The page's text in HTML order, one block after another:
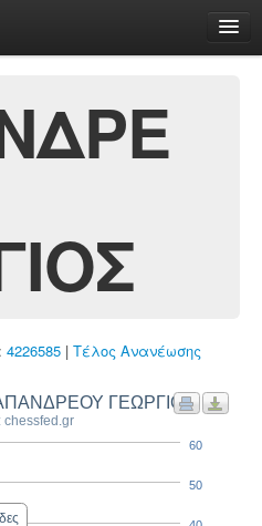
4226585 | Τέλος Ανανέωσης
ΓΕΩΡΓΙΟΣ
chessfed.gr
50
60